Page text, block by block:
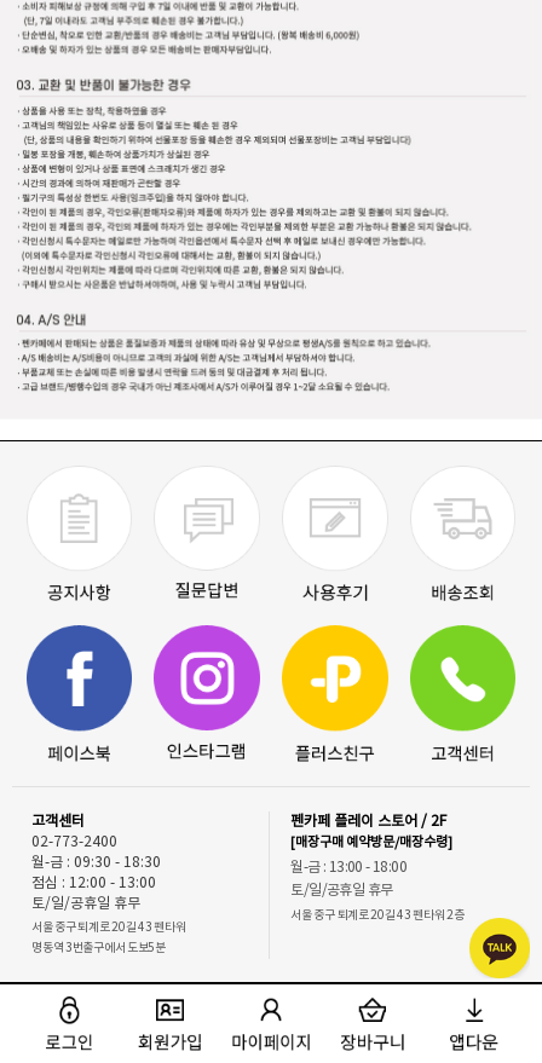
고객센터
02-773-2400
월-금 : 09:30 - 18:30
점심 : 12:00 - 13:00
토/일/공휴일 휴무
서울 중구 퇴계로 20길 43 펜타워
명동역 3번출구에서 도보5분
펜카페 플레이 스토어 / 2F
[매장구매 예약방문/매장수령]
월-금 : 13:00 - 18:00
토/일/공휴일 휴무
서울 중구 퇴계로 20길 43 펜타워 2층
펜카페 라운지 / 1F
[무인픽업-1층 스티커 사진 매장內 무인
BANK INFO
예금주:펜카페코리아